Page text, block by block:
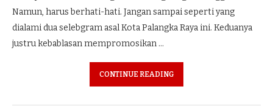
Namun, harus berhati-hati. Jangan sampai seperti yang
dialami dua selebgram asal Kota Palangka Raya ini. Keduanya
justru kebablasan mempromosikan …
CONTINUE READING